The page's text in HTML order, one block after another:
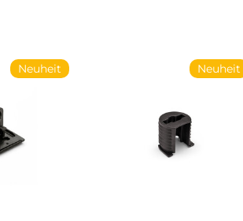
Neuheit Neuheit